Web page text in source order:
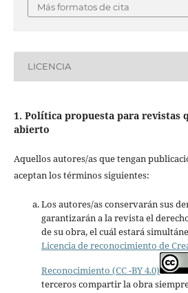
Más formatos de cita
LICENCIA
1. Política propuesta para revistas
abierto
Aquellos autores/as que tengan
aceptan los términos siguientes:
Los autores/as conservarán sus
garantizarán a la revista el
de su obra, el cuál estará
Licencia de reconocimiento de
Reconocimiento (CC -BY 4.0)
terceros compartir la obra